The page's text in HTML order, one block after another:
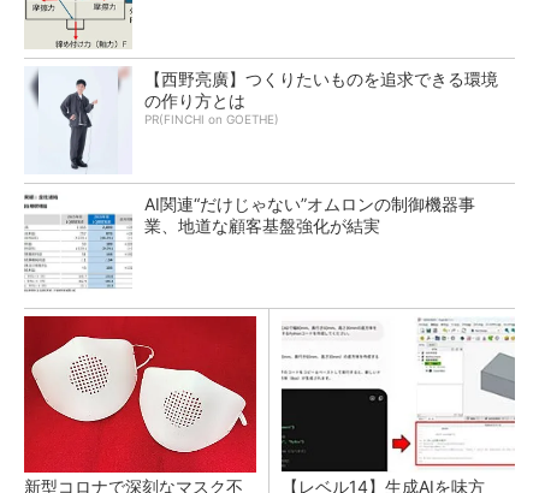
【西野亮廣】つくりたいものを追求できる環境
の作り方とは
PR(FINCHI on GOETHE)
AI関連“だけじゃない”オムロンの制御機器事
業、地道な顧客基盤強化が結実
新型コロナで深刻なマスク不 【レベル14】生成AIを味方